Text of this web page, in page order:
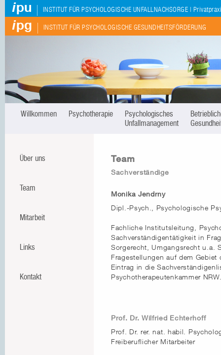
ipu INSTITUT FÜR PSYCHOLOGISCHE UNFALLNACHSORGE |
ipg INSTITUT FÜR PSYCHOLOGISCHE GESUNDHEITSFÖRDERUNG
Willkommen Psychotherapie
Psychologisches
Unfallmanagement
Über uns
Team
Mitarbeit
Links
Kontakt
Team
Sachverständige
Monika Jendrny
Dipl.-Psych., Psychologische
Fachliche Institutsleitung,
Sachverständigentätigkeit in
Sorgerecht, Umgangsrecht u.a.
Fragestellungen auf dem
Eintrag in die
Psychotherapeutenkammer
Prof. Dr. Wilfried Echterhoff
Prof. Dr. rer. nat. habil.
Freiberuflicher Mitarbeiter